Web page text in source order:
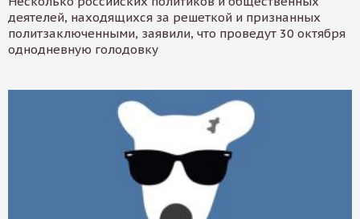
деятелей, находящихся за решеткой и признанных
политзаключенными, заявили, что проведут 30 октября
однодневную голодовку